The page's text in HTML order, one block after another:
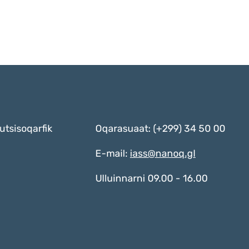
Oqarasuaat: (+299) 34 50 00
E-mail: iass@nanoq.gl
Ulluinnarni 09.00 - 16.00